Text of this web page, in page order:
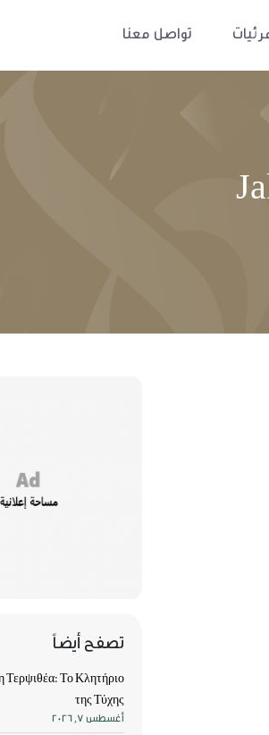
تواصل معنا
تصفح أيضاً
Τερψιθέα: Το Κλητήριο
της Τύχης
أغسطس 7, 2026